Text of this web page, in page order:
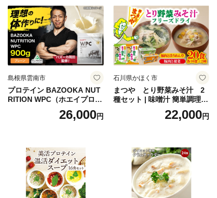
ち 本格おせち おせち予約 年
末 年始 お取り寄せ 新春 贅沢
おせち こだわりおせち 惣菜
老舗おせち ふるさと納税お
せち 御節 お節料理 正月 調理
不要 おせち料理2027
島根県雲南市
プロテイン BAZOOKA NUT
RITION WPC（ホエイプロテ
イン）＜プレーン＞ 900g｜
バズーカ岡田監修・植物由来
ロン [AIEN005]
26,000円
石川県かほく市
まつや とり野菜みそ汁 2
種セット | 味噌汁 簡単調理
お味噌 おみそ みそ とり野菜
時短料理 時短ごはん ご当地
22,000円